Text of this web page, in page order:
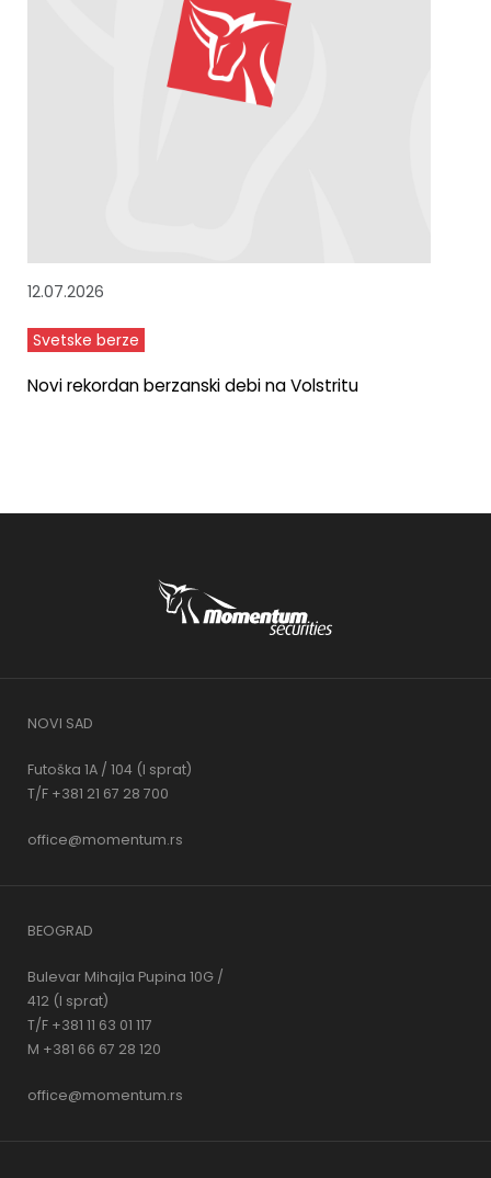
12.07.2026
Svetske berze
Novi rekordan berzanski debi na Volstritu
NOVI SAD
Futoška 1A / 104 (I sprat)
T/F +381 21 67 28 700
office@momentum.rs
BEOGRAD
Bulevar Mihajla Pupina 10G /
412 (I sprat)
T/F +381 11 63 01 117
M +381 66 67 28 120
office@momentum.rs